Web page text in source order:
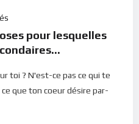
pour lesquelles
toi ? N'est-ce pas ce qui te
que ton coeur désire par-